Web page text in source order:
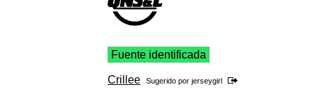
Fuente identificada
Crillee Sugerido por jerseygirl